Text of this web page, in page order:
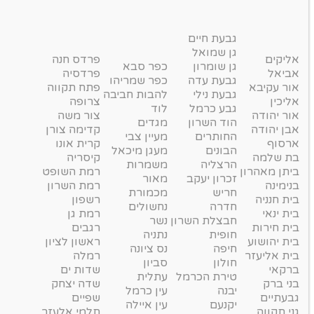
אליקים
אביאל
אור עקיבא
אליכין
אור יהודה
אבן יהודה
ארסוף
בת שלמה
ביתן מאהרון
בנימינה
בית חנניה
בית ינאי
בית חירות
בית יהושוע
בית אליעזר
ברקאי
בני ברק
גבעתיים
גבעת חיים
גן שמואל
גן שומרון
גבעת עדה
גבעת נילי
גבע כרמל
הוד השרון
החותרים
הבונים
הרצליה
זכרון יעקב
חריש
חדרה
חבצלת השרון
חופית
חיפה
חולון
טירת הכרמל
יבנה
יקנעם
כפר סבא
כפר שמריהו
להבות חביבה
לוד
מגדים
מעיין צבי
מעגן מיכאל
משמרות
מאור
מכמורת
נחשולים
נשר
נתניה
נס ציונה
סביון
עתלית
עין כרמל
עין איילה
פרדס חנה
פרדסיה
פתח תקווה
צרופה
צור משה
קדימה צורן
קרית אונו
קיסריה
רמת השופט
רמת השרון
רשפון
רמת גן
רגבים
ראשון לציון
רמלה
שדות ים
שדה יצחק
שפיים